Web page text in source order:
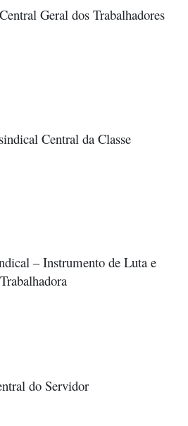
Geral dos Trabalhadores
Central da Classe
– Instrumento de Luta e
Trabalhadora
do Servidor